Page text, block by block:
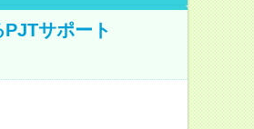
サポート